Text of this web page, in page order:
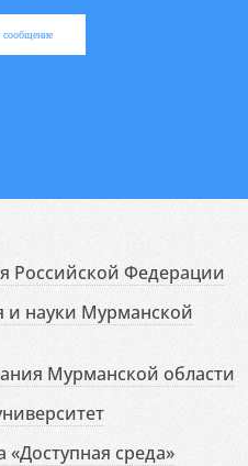
сообщение
Российской Федерации
и науки Мурманской
Мурманской области
«Доступная среда»